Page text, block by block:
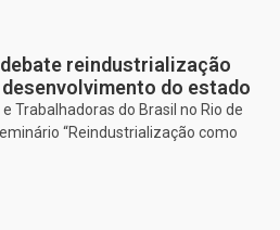
reindustrialização
do estado
Trabalhadoras do Brasil no Rio de
“Reindustrialização como